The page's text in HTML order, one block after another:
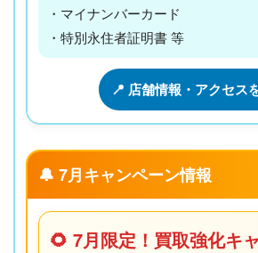
・マイナンバーカード
・特別永住者証明書 等
📍 店舗情報・アクセス
🔔 7月キャンペーン情報
🌻 7月限定！買取強化キ